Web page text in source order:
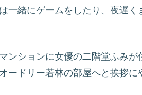
一緒にゲームをしたり、夜遅
ンションに女優の二階堂ふみ
ードリー若林の部屋へと挨拶に